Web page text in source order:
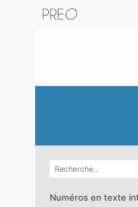
Menu principal
Numéros en texte